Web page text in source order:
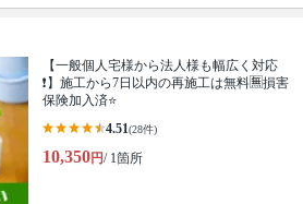
【一般個人宅様から法人様も幅広く対応
❗️】施工から7日以内の再施工は無料🈚️損害
保険加入済⭐️
4.51(28件)
10,350円/ 1箇所